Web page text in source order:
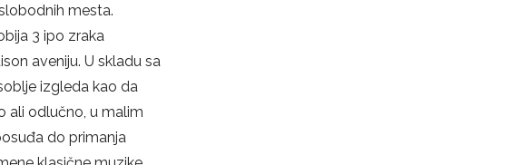
mesta.
3 ipo zraka
aveniju. U skladu sa
izgleda kao da
ali odlučno, u malim
do primanja